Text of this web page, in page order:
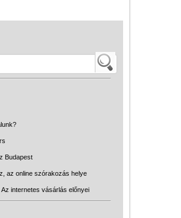
Budapest
az online szórakozás helye
internetes vásárlás előnyei
Intelligens gyurma
Licenszes TOP
gyerekajándékok